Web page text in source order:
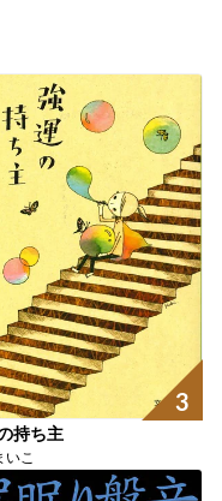
3
持ち主
いこ